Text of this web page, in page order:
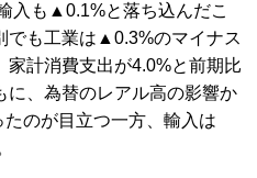
入も▲0.1%と落ち込んだこ
でも工業は▲0.3%のマイナス
家計消費支出が4.0%と前期比
に、為替のレアル高の影響か
のが目立つ一方、輸入は